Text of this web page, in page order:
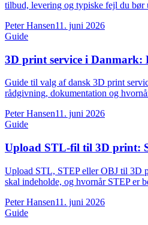
tilbud, levering og typiske fejl du bør
Peter Hansen11. juni 2026
Guide
3D print service i Danmark:
Guide til valg af dansk 3D print
rådgivning, dokumentation og
Peter Hansen11. juni 2026
Guide
Upload STL-fil til 3D print:
Upload STL, STEP eller OBJ til 3D
skal indeholde, og hvornår STEP er
Peter Hansen11. juni 2026
Guide